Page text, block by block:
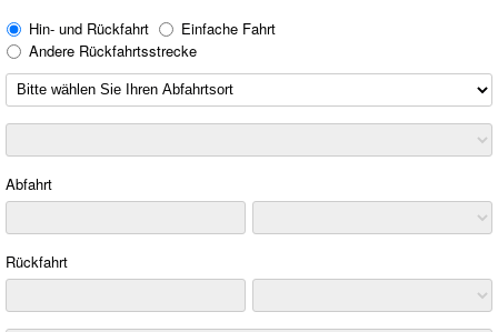
Hin- und Rückfahrt
Einfache Fahrt
Andere Rückfahrtsstrecke
Abfahrt
Rückfahrt